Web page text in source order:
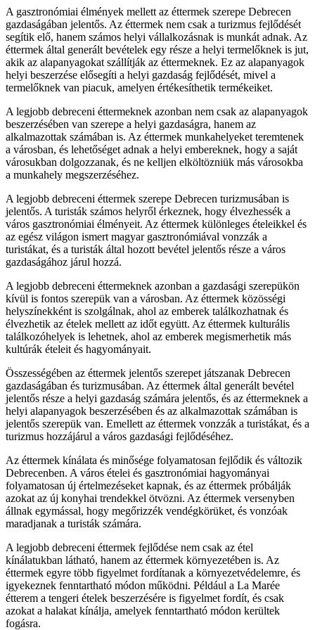
A gasztronómiai élmények mellett az éttermek szerepe Debrecen
gazdaságában jelentős. Az éttermek nem csak a turizmus fejlődését
segítik elő, hanem számos helyi vállalkozásnak is munkát adnak. Az
éttermek által generált bevételek egy része a helyi termelőknek is jut,
akik az alapanyagokat szállítják az éttermeknek. Ez az alapanyagok
helyi beszerzése elősegíti a helyi gazdaság fejlődését, mivel a
termelőknek van piacuk, amelyen értékesíthetik termékeiket.
A legjobb debreceni éttermeknek azonban nem csak az alapanyagok
beszerzésében van szerepe a helyi gazdaságra, hanem az
alkalmazottak számában is. Az éttermek munkahelyeket teremtenek
a városban, és lehetőséget adnak a helyi embereknek, hogy a saját
városukban dolgozzanak, és ne kelljen elköltözniük más városokba
a munkahely megszerzéséhez.
A legjobb debreceni éttermek szerepe Debrecen turizmusában is
jelentős. A turisták számos helyről érkeznek, hogy élvezhessék a
város gasztronómiai élményeit. Az éttermek különleges ételeikkel és
az egész világon ismert magyar gasztronómiával vonzzák a
turistákat, és a turisták által hozott bevétel jelentős része a város
gazdaságához járul hozzá.
A legjobb debreceni éttermeknek azonban a gazdasági szerepükön
kívül is fontos szerepük van a városban. Az éttermek közösségi
helyszínekként is szolgálnak, ahol az emberek találkozhatnak és
élvezhetik az ételek mellett az időt együtt. Az éttermek kulturális
találkozóhelyek is lehetnek, ahol az emberek megismerhetik más
kultúrák ételeit és hagyományait.
Összességében az éttermek jelentős szerepet játszanak Debrecen
gazdaságában és turizmusában. Az éttermek által generált bevétel
jelentős része a helyi gazdaság számára jelentős, és az éttermeknek a
helyi alapanyagok beszerzésében és az alkalmazottak számában is
jelentős szerepük van. Emellett az éttermek vonzzák a turistákat, és a
turizmus hozzájárul a város gazdasági fejlődéséhez.
Az éttermek kínálata és minősége folyamatosan fejlődik és változik
Debrecenben. A város ételei és gasztronómiai hagyományai
folyamatosan új értelmezéseket kapnak, és az éttermek próbálják
azokat az új konyhai trendekkel ötvözni. Az éttermek versenyben
állnak egymással, hogy megőrizzék vendégkörüket, és vonzóak
maradjanak a turisták számára.
A legjobb debreceni éttermek fejlődése nem csak az étel
kínálatukban látható, hanem az éttermek környezetében is. Az
éttermek egyre több figyelmet fordítanak a környezetvédelemre, és
igyekeznek fenntartható módon működni. Például a La Marée
étterem a tengeri ételek beszerzésére is figyelmet fordít, és csak
azokat a halakat kínálja, amelyek fenntartható módon kerültek
fogásra.